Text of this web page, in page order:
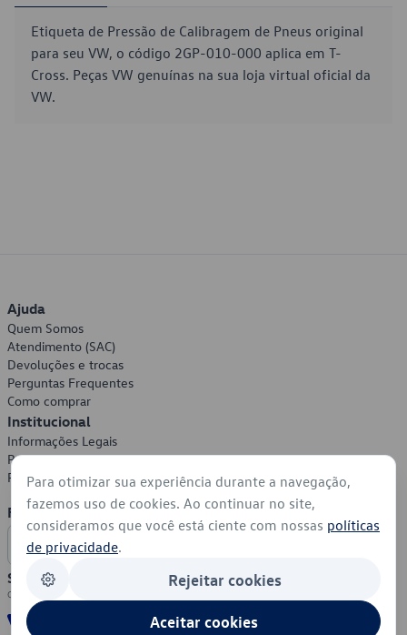
Etiqueta de Pressão de Calibragem de Pneus original
para seu VW, o código 2GP-010-000 aplica em T-
Cross. Peças VW genuínas na sua loja virtual oficial da
VW.
Ajuda
Quem Somos
Atendimento (SAC)
Devoluções e trocas
Perguntas Frequentes
Como comprar
Institucional
Informações Legais
Política de Privacidade
Política de Cookies
Formas de Pagamento
Segurança
Para otimizar sua experiência durante a navegação,
fazemos uso de cookies. Ao continuar no site,
consideramos que você está ciente com nossas políticas
de privacidade.
Rejeitar cookies
Aceitar cookies